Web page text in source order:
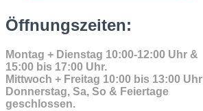
Öffnungszeiten:
Montag + Dienstag 10:00-12:00 Uhr &
15:00 bis 17:00 Uhr.
Mittwoch + Freitag 10:00 bis 13:00 Uhr
Donnerstag, Sa, So & Feiertage
geschlossen.